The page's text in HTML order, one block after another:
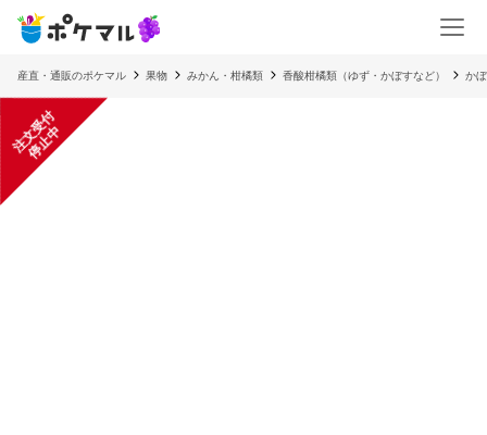
産直・通販のポケマル 果物 みかん・柑橘類 香酸柑橘類（ゆず・かぼすなど） か
注
文
受
付
停
止
中